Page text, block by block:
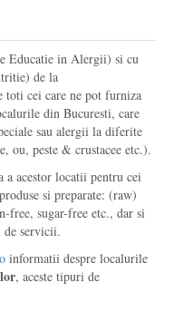
Educatie in Alergii) si cu
de la
toti cei care ne pot furniza
din Bucuresti, care
sau alergii la diferite
ou, peste & crustacee etc.).
a acestor locatii pentru cei
si preparate: (raw)
free, sugar-free etc., dar si
de servicii.
informatii despre localurile
, aceste tipuri de